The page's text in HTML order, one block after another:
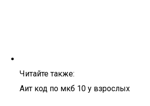
Читайте также:
Аит код по мкб 10 у взрослых